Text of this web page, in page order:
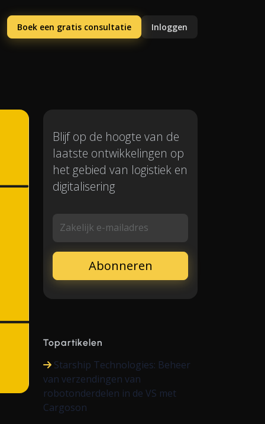
Boek een gratis consultatie Inloggen
Blijf op de hoogte van de
laatste ontwikkelingen op
het gebied van logistiek en
digitalisering
Zakelijk e-mailadres
Topartikelen
Starship Technologies: Beheer
van verzendingen van
robotonderdelen in de VS met
Cargoson